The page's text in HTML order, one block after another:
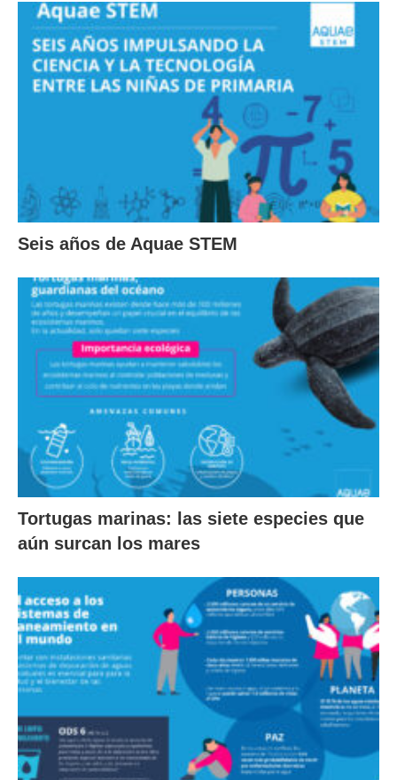
Seis años de Aquae STEM
Tortugas marinas: las siete especies que
aún surcan los mares